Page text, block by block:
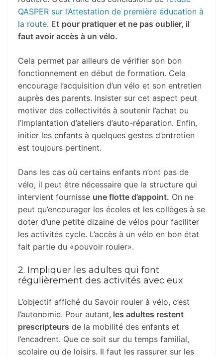
QASPER sur l’Attestation de première éducation à
la route. Et pour pratiquer et ne pas oublier, il
faut avoir accès à un vélo.
Cela permet par ailleurs de vérifier son bon
fonctionnement en début de formation. Cela
encourage l’acquisition d’un vélo et son entretien
auprès des parents. Insister sur cet aspect peut
motiver des collectivités à soutenir l’achat ou
l’implantation d’ateliers d’auto-réparation. Enfin,
initier les enfants à quelques gestes d’entretien
est toujours pertinent.
Dans les cas où certains enfants n’ont pas de
vélo, il peut être nécessaire que la structure qui
intervient fournisse une flotte d’appoint. On ne
peut qu’encourager les écoles et les collèges à se
doter d’une petite dizaine de vélos pour faciliter
les activités cycle. L’accès à un vélo en bon état
fait partie du «pouvoir rouler».
2. Impliquer les adultes qui font
régulièrement des activités avec eux
L’objectif affiché du Savoir rouler à vélo, c’est
l’autonomie. Pour autant, les adultes restent
prescripteurs de la mobilité des enfants et
l’encadrent. Que ce soit sur du temps familial,
scolaire ou de loisirs. Il faut les rassurer sur les